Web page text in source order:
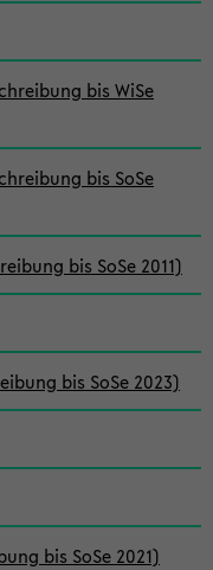
bis WiSe
bis SoSe
bis SoSe 2011)
bis SoSe 2023)
bis SoSe 2021)